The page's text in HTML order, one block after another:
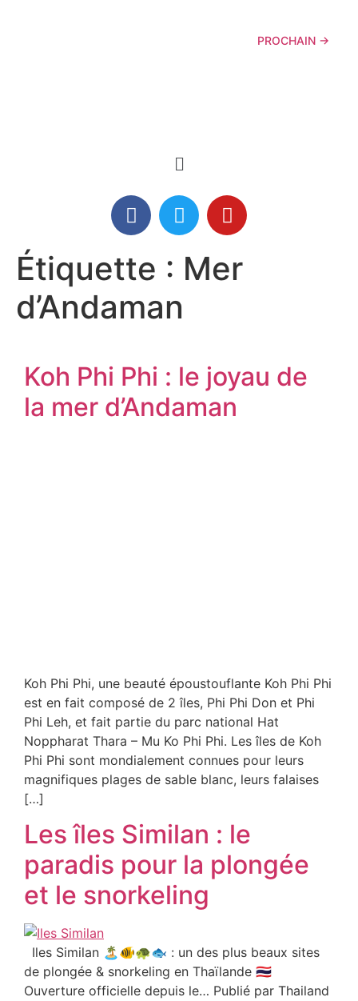
Étiquette : Mer
d’Andaman
Koh Phi Phi : le joyau de
la mer d’Andaman
Koh Phi Phi, une beauté époustouflante Koh Phi Phi
est en fait composé de 2 îles, Phi Phi Don et Phi
Phi Leh, et fait partie du parc national Hat
Noppharat Thara – Mu Ko Phi Phi. Les îles de Koh
Phi Phi sont mondialement connues pour leurs
magnifiques plages de sable blanc, leurs falaises
[…]
Les îles Similan : le
paradis pour la plongée
et le snorkeling
Iles Similan 🏝️🐠🐢🐟 : un des plus beaux sites
de plongée & snorkeling en Thaïlande 🇹🇭
Ouverture officielle depuis le… Publié par Thailand
PROCHAIN →